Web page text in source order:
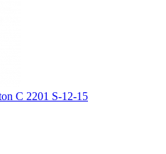
C 2201 S-12-15